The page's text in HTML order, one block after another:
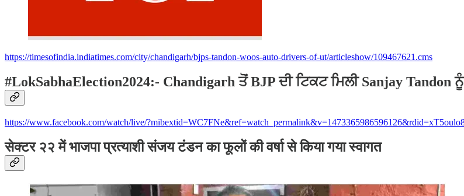
https://timesofindia.indiatimes.com/city/chandigarh/bjps-tandon-woos-auto-drivers-of-ut/articleshow/109467621.cms
#LokSabhaElection2024:- Chandigarh ਤੋਂ BJP ਦੀ ਟਿਕਟ ਮਿਲੀ Sanjay Tandon ਨੂੰ
https://www.facebook.com/watch/live/
सेक्टर २२ में भाजपा प्रत्याशी संजय टंडन का फूलों की वर्षा से किया गया स्वागत